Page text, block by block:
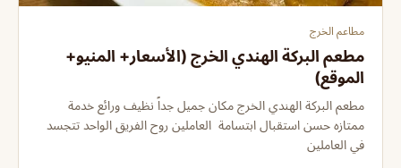
مطاعم الخرج
مطعم البركة الهندي الخرج (الأسعار+ المنيو+
الموقع)
مطعم البركة الهندي الخرج مكان جميل جداً نظيف ورائع خدمة
ممتازه حسن استقبال ابتسامة العاملين روح الفريق الواحد تتجسد
في العاملين